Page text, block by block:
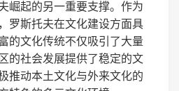
崛起的另一重要支撑。作为
罗斯托夫在文化建设方面具
的文化传统不仅吸引了大量
的社会发展提供了稳定的文
推动本土文化与外来文化的